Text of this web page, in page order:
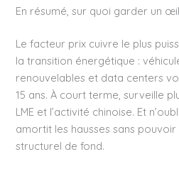
En résumé, sur quoi garder un
Le facteur prix cuivre le plus
la transition énergétique :
renouvelables et data centers
15 ans. À court terme, surveille
LME et l’activité chinoise. Et
amortit les hausses sans
structurel de fond.